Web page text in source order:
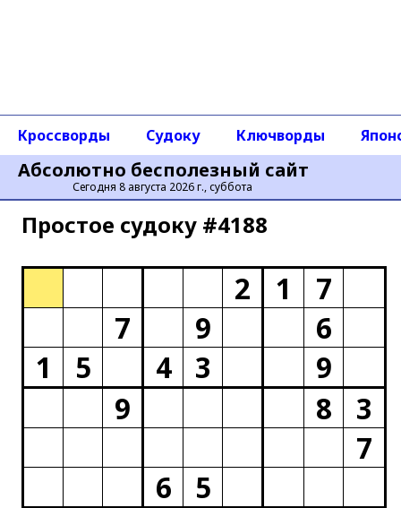
Абсолютно бесполезный сайт
Сегодня 8 августа 2026 г., суббота
Кроссворды Судоку Ключворды
Простое cудоку #4188
2 1
7
7
9
6
1
5 4 3
9
9
8
3
7
6
5